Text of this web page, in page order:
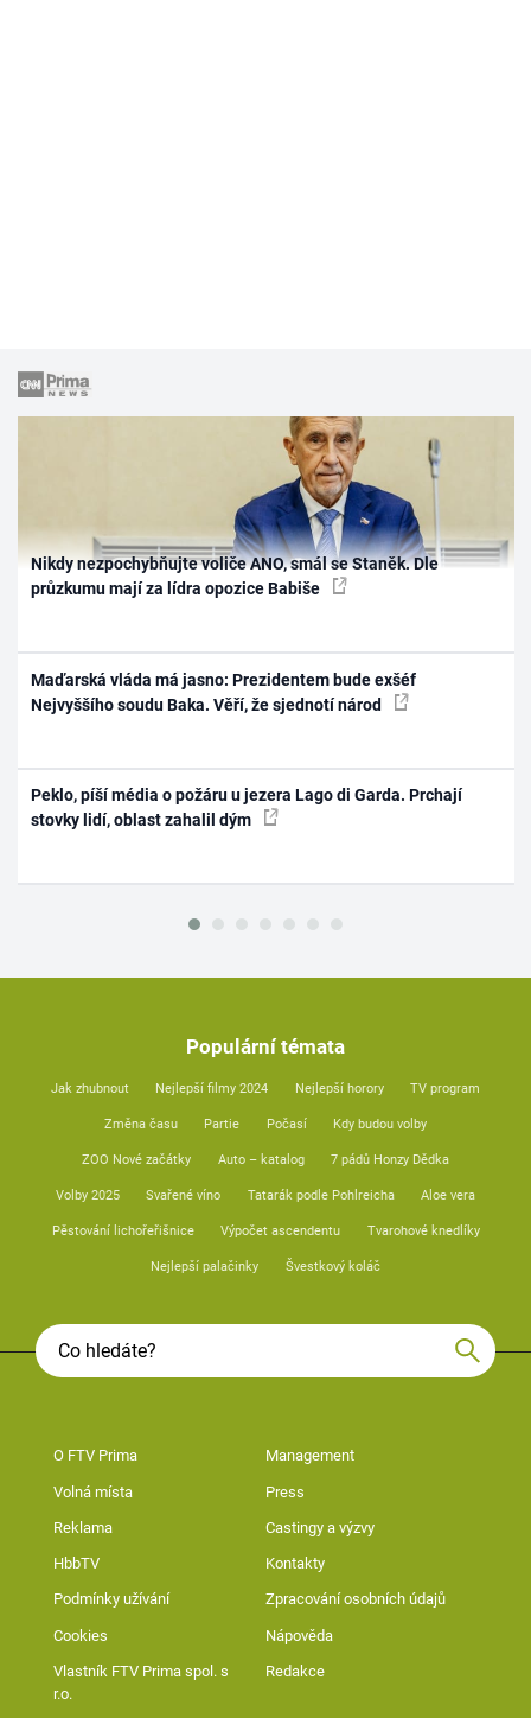
Nikdy nezpochybňujte voliče ANO, smál se Staněk. Dle
průzkumu mají za lídra opozice Babiše
Maďarská vláda má jasno: Prezidentem bude exšéf
Nejvyššího soudu Baka. Věří, že sjednotí národ
Peklo, píší média o požáru u jezera Lago di Garda. Prchají
stovky lidí, oblast zahalil dým
Populární témata
Jak zhubnout Nejlepší filmy 2024 Nejlepší horory TV program
Změna času Partie Počasí Kdy budou volby
ZOO Nové začátky Auto – katalog 7 pádů Honzy Dědka
Volby 2025 Svařené víno Tatarák podle Pohlreicha Aloe vera
Pěstování lichořeřišnice Výpočet ascendentu Tvarohové knedlíky
Nejlepší palačinky Švestkový koláč
O FTV Prima Management
Volná místa Press
Reklama Castingy a výzvy
HbbTV Kontakty
Podmínky užívání Zpracování osobních údajů
Cookies Nápověda
Vlastník FTV Prima spol. s
r.o.
Redakce